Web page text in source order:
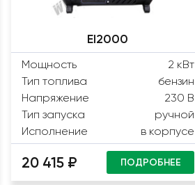
EI2000
Мощность
2 кВт
Тип топлива
бензин
Напряжение
230 В
Тип запуска
ручной
Исполнение
в корпусе
20 415 ₽ ПОДРОБНЕЕ